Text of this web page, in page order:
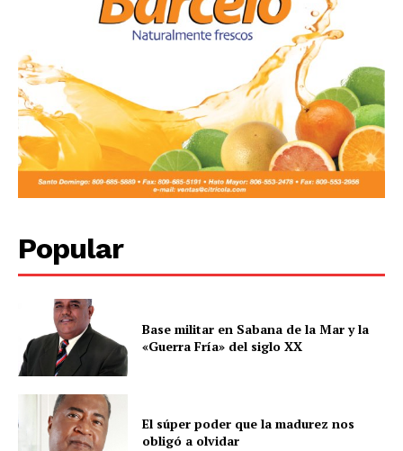
Popular
Base militar en Sabana de la Mar y la
«Guerra Fría» del siglo XX
El súper poder que la madurez nos
obligó a olvidar